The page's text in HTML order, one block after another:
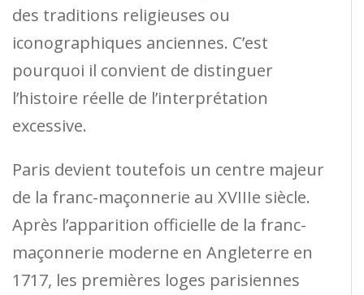
des traditions religieuses ou
iconographiques anciennes. C’est
pourquoi il convient de distinguer
l’histoire réelle de l’interprétation
excessive.
Paris devient toutefois un centre majeur
de la franc-maçonnerie au XVIIIe siècle.
Après l’apparition officielle de la franc-
maçonnerie moderne en Angleterre en
1717, les premières loges parisiennes